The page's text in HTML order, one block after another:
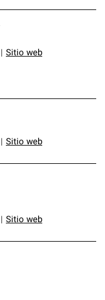
Sitio web
Sitio web
Sitio web